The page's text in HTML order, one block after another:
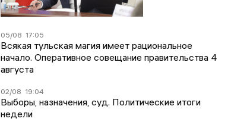
05/08 17:05
Всякая тульская магия имеет рациональное
начало. Оперативное совещание правительства 4
августа
02/08 19:04
Выборы, назначения, суд. Политические итоги
недели